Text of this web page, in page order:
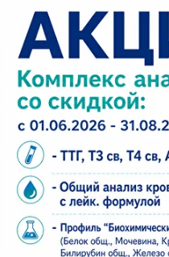
Узи поджелудочной
600 р.
Узи селезенки
600 р.